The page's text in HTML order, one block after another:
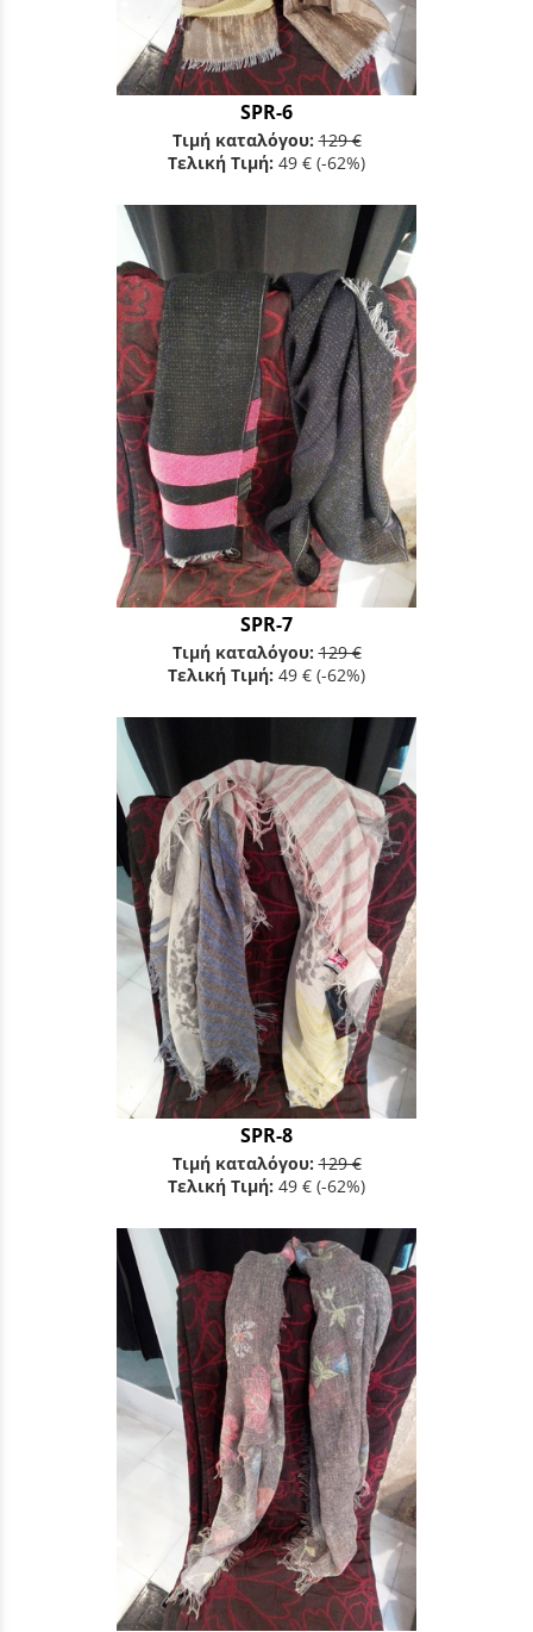
SPR-6
Τιμή καταλόγου: 129 €
Τελική Τιμή: 49 € (-62%)
SPR-7
Τιμή καταλόγου: 129 €
Τελική Τιμή: 49 € (-62%)
SPR-8
Τιμή καταλόγου: 129 €
Τελική Τιμή: 49 € (-62%)